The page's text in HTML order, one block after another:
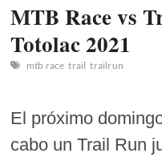
MTB Race vs
Totolac 2021
mtb race trail trailrun
El próximo
cabo un Trail Run